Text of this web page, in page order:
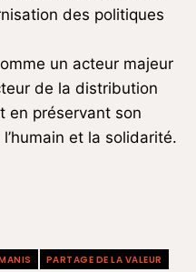
des politiques
un acteur majeur
de la distribution
en préservant son
et la solidarité.
PARTAGE DE LA VALEUR